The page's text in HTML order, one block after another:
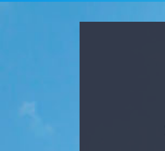
Trafik Durumu